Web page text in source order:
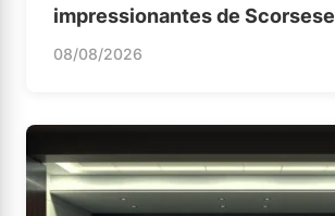
impressionantes de Scorsese
08/08/2026